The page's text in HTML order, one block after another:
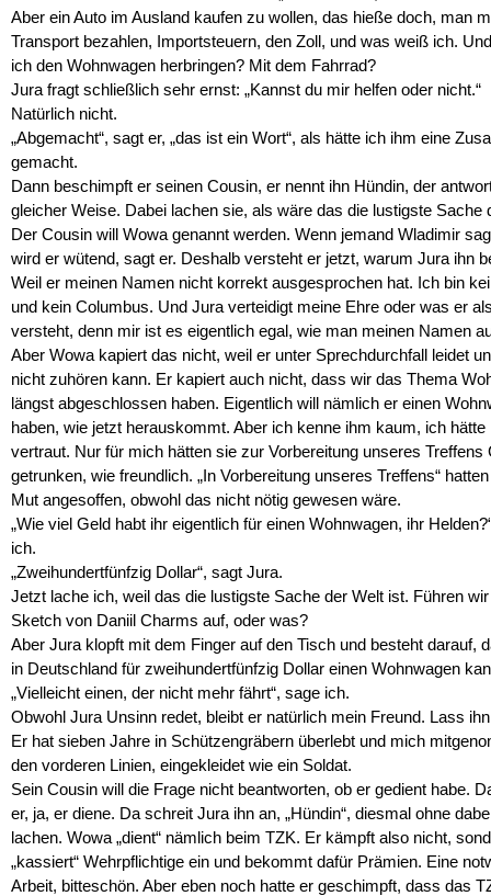
Aber ein Auto im Ausland kaufen zu wollen, das hieße doch, man
Transport bezahlen, Importsteuern, den Zoll, und was weiß ich.
ich den Wohnwagen herbringen? Mit dem Fahrrad?
Jura fragt schließlich sehr ernst: „Kannst du mir helfen oder nicht.“
Natürlich nicht.
„Abgemacht“, sagt er, „das ist ein Wort“, als hätte ich ihm eine
gemacht.
Dann beschimpft er seinen Cousin, er nennt ihn Hündin, der
gleicher Weise. Dabei lachen sie, als wäre das die lustigste Sache
Der Cousin will Wowa genannt werden. Wenn jemand Wladimir
wird er wütend, sagt er. Deshalb versteht er jetzt, warum Jura ihn
Weil er meinen Namen nicht korrekt ausgesprochen hat. Ich bin
und kein Columbus. Und Jura verteidigt meine Ehre oder was er
versteht, denn mir ist es eigentlich egal, wie man meinen Namen
Aber Wowa kapiert das nicht, weil er unter Sprechdurchfall leidet
nicht zuhören kann. Er kapiert auch nicht, dass wir das Thema
längst abgeschlossen haben. Eigentlich will nämlich er einen
haben, wie jetzt herauskommt. Aber ich kenne ihm kaum, ich hätte
vertraut. Nur für mich hätten sie zur Vorbereitung unseres Treffens
getrunken, wie freundlich. „In Vorbereitung unseres Treffens“
Mut angesoffen, obwohl das nicht nötig gewesen wäre.
„Wie viel Geld habt ihr eigentlich für einen Wohnwagen, ihr
ich.
„Zweihundertfünfzig Dollar“, sagt Jura.
Jetzt lache ich, weil das die lustigste Sache der Welt ist. Führen
Sketch von Daniil Charms auf, oder was?
Aber Jura klopft mit dem Finger auf den Tisch und besteht darauf,
in Deutschland für zweihundertfünfzig Dollar einen Wohnwagen
„Vielleicht einen, der nicht mehr fährt“, sage ich.
Obwohl Jura Unsinn redet, bleibt er natürlich mein Freund. Lass
Er hat sieben Jahre in Schützengräbern überlebt und mich
den vorderen Linien, eingekleidet wie ein Soldat.
Sein Cousin will die Frage nicht beantworten, ob er gedient habe.
er, ja, er diene. Da schreit Jura ihn an, „Hündin“, diesmal ohne
lachen. Wowa „dient“ nämlich beim TZK. Er kämpft also nicht,
„kassiert“ Wehrpflichtige ein und bekommt dafür Prämien. Eine
Arbeit, bitteschön. Aber eben noch hatte er geschimpft, dass das